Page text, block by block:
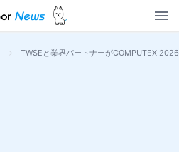
> TWSEと業界パートナーがCOMPUTEX